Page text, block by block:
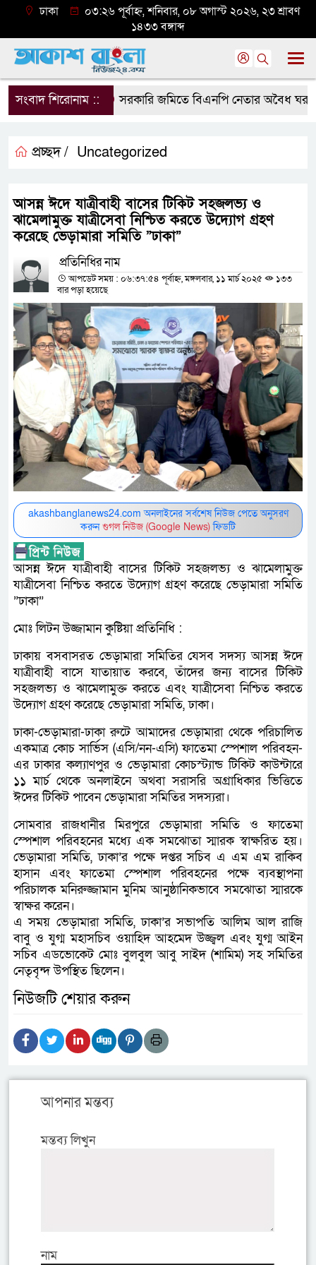
ঢাকা
০৩:২৬ পূর্বাহ্ন, শনিবার, ০৮ অগাস্ট ২০২৬, ২৩ শ্রাবণ
১৪৩৩ বঙ্গাব্দ
সংবাদ শিরোনাম :: সরকারি জমিতে বিএনপি নেতার অবৈধ ঘর
প্রচ্ছদ / Uncategorized
আসন্ন ঈদে যাত্রীবাহী বাসের টিকিট সহজলভ্য ও
ঝামেলামুক্ত যাত্রীসেবা নিশ্চিত করতে উদ্যোগ গ্রহণ
করেছে ভেড়ামারা সমিতি ”ঢাকা”
প্রতিনিধির নাম
আপডেট সময় : ০৬:৩৭:৫৪ পূর্বাহ্ন, মঙ্গলবার, ১১ মার্চ ২০২৫
১৩৩
বার পড়া হয়েছে
akashbanglanews24.com অনলাইনের সর্বশেষ নিউজ পেতে অনুসরণ
করুনগুগল নিউজ (Google News)ফিডটি
আসন্ন ঈদে যাত্রীবাহী বাসের টিকিট সহজলভ্য ও ঝামেলামুক্ত
যাত্রীসেবা নিশ্চিত করতে উদ্যোগ গ্রহণ করেছে ভেড়ামারা সমিতি
”ঢাকা”
মোঃ লিটন উজ্জামান কুষ্টিয়া প্রতিনিধি :
ঢাকায় বসবাসরত ভেড়ামারা সমিতির যেসব সদস্য আসন্ন ঈদে
যাত্রীবাহী বাসে যাতায়াত করবে, তাঁদের জন্য বাসের টিকিট
সহজলভ্য ও ঝামেলামুক্ত করতে এবং যাত্রীসেবা নিশ্চিত করতে
উদ্যোগ গ্রহণ করেছে ভেড়ামারা সমিতি, ঢাকা।
ঢাকা-ভেড়ামারা-ঢাকা রুটে আমাদের ভেড়ামারা থেকে পরিচালিত
একমাত্র কোচ সার্ভিস (এসি/নন-এসি) ফাতেমা স্পেশাল পরিবহন-
এর ঢাকার কল্যাণপুর ও ভেড়ামারা কোচস্ট্যান্ড টিকিট কাউন্টারে
১১ মার্চ থেকে অনলাইনে অথবা সরাসরি অগ্রাধিকার ভিত্তিতে
ঈদের টিকিট পাবেন ভেড়ামারা সমিতির সদস্যরা।
সোমবার রাজধানীর মিরপুরে ভেড়ামারা সমিতি ও ফাতেমা
স্পেশাল পরিবহনের মধ্যে এক সমঝোতা স্মারক স্বাক্ষরিত হয়।
ভেড়ামারা সমিতি, ঢাকা’র পক্ষে দপ্তর সচিব এ এম এম রাকিব
হাসান এবং ফাতেমা স্পেশাল পরিবহনের পক্ষে ব্যবস্থাপনা
পরিচালক মনিরুজ্জামান মুনিম আনুষ্ঠানিকভাবে সমঝোতা স্মারকে
স্বাক্ষর করেন।
এ সময় ভেড়ামারা সমিতি, ঢাকা’র সভাপতি আলিম আল রাজি
বাবু ও যুগ্ম মহাসচিব ওয়াহিদ আহমেদ উজ্জ্বল এবং যুগ্ম আইন
সচিব এডভোকেট মোঃ বুলবুল আবু সাইদ (শামিম) সহ সমিতির
নেতৃবৃন্দ উপস্থিত ছিলেন।
নিউজটি শেয়ার করুন
আপনার মন্তব্য
মন্তব্য লিখুন
নাম